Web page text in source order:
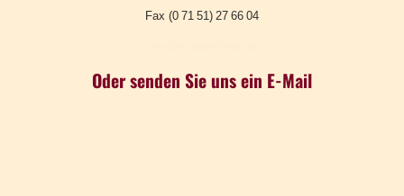
Fax (0 71 51) 27 66 04
Oder senden Sie uns ein E-Mail